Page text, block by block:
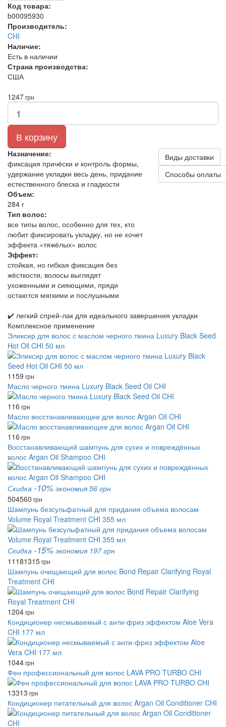
Код товара:
b00095930
Производитель:
CHI
Наличие:
Есть в наличии
Страна производства:
США
1247грн
В корзину
Назначение:
фиксация причёски и контроль формы,
удержание укладки весь день, придание
естественного блеска и гладкости
Объем:
284 г
Тип волос:
все типы волос, особенно для тех, кто
любит фиксировать укладку, но не хочет
эффекта «тяжёлых» волос
Эффект:
стойкая, но гибкая фиксация без
жёсткости, волосы выглядят
ухоженными и сияющими, пряди
остаются мягкими и послушными
Виды доставки
Способы оплаты
✔️ легкий спрей‑лак для идеального завершения укладки
Комплексное применение
Эликсир для волос с маслом черного тмина Luxury Black Seed
Hot Oil CHI 50 мл
1159 грн
Масло черного тмина Luxury Black Seed Oil CHI
116 грн
Масло восстанавливающее для волос Argan Oil CHI
116 грн
Восстанавливающий шампунь для сухих и повреждённых
волос Argan Oil Shampoo CHI
Скидка -10% экономия 56 грн
504560 грн
Шампунь безсульфатный для придания объема волосам
Volume Royal Treatment CHI 355 мл
Скидка -15% экономия 197 грн
11181315грн
Шампунь очищающий для волос Bond Repair Clarifying Royal
Treatment CHI
1204грн
Кондиционер несмываемый с анти-фриз эффектом Aloe Vera
CHI 177 мл
1044грн
Фен профессиональный для волос LAVA PRO TURBO CHI
13313 грн
Кондиционер питательный для волос Argan Oil Conditioner CHI